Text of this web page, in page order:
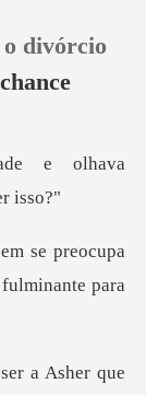
0
o divórcio
e olhava
ocupa
f
a Asher que